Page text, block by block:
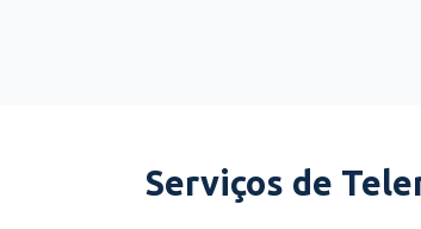
Serviços de